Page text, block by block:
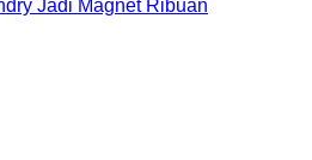
Jadi Magnet Ribuan